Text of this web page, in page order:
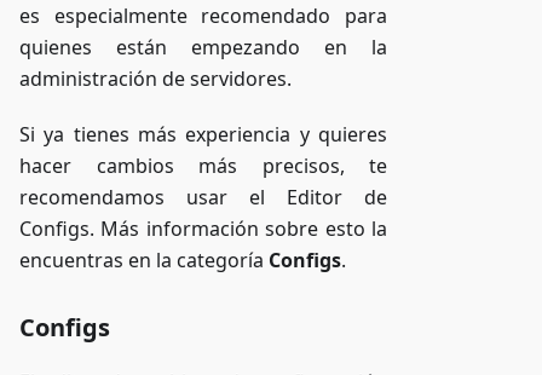
es especialmente recomendado para
quienes están empezando en la
administración de servidores.
Si ya tienes más experiencia y quieres
hacer cambios más precisos, te
recomendamos usar el Editor de
Configs. Más información sobre esto la
encuentras en la categoría Configs.
Configs